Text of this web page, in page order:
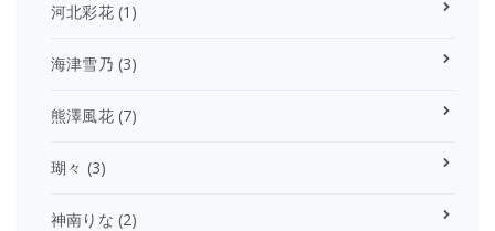
河北彩花(1)
海津雪乃 (3)
熊澤風花(7)
瑚々 (3)
神南りな (2)